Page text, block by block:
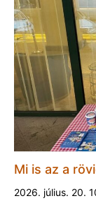
Mi is az a
2026. július. 20.